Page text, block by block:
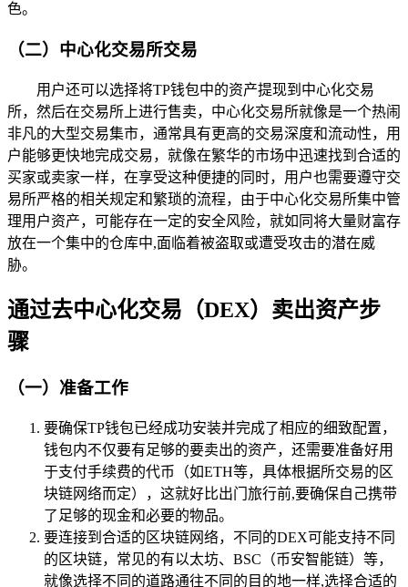
色。
（二）中心化交易所交易
用户还可以选择将TP钱包中的资产提现到中心化交易
所，然后在交易所上进行售卖，中心化交易所就像是一个热闹
非凡的大型交易集市，通常具有更高的交易深度和流动性，用
户能够更快地完成交易，就像在繁华的市场中迅速找到合适的
买家或卖家一样，在享受这种便捷的同时，用户也需要遵守交
易所严格的相关规定和繁琐的流程，由于中心化交易所集中管
理用户资产，可能存在一定的安全风险，就如同将大量财富存
放在一个集中的仓库中,面临着被盗取或遭受攻击的潜在威
胁。
通过去中心化交易（DEX）卖出资产步
骤
（一）准备工作
要确保TP钱包已经成功安装并完成了相应的细致配置，
钱包内不仅要有足够的要卖出的资产，还需要准备好用
于支付手续费的代币（如ETH等，具体根据所交易的区
块链网络而定），这就好比出门旅行前,要确保自己携带
了足够的现金和必要的物品。
要连接到合适的区块链网络，不同的DEX可能支持不同
的区块链，常见的有以太坊、BSC（币安智能链）等，
就像选择不同的道路通往不同的目的地一样,选择合适的